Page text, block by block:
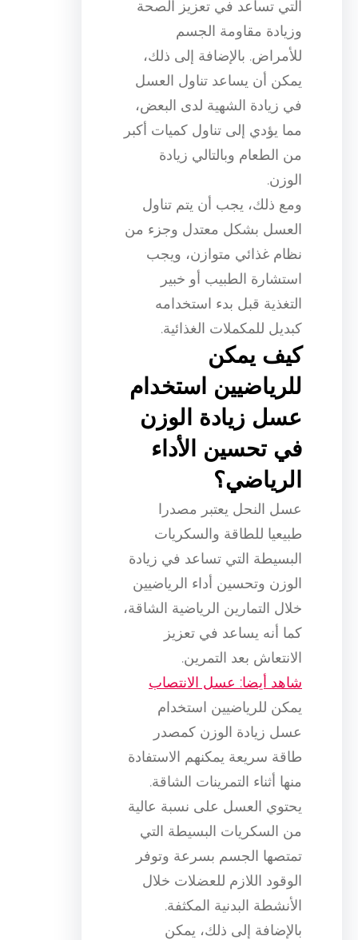
التي تساعد في تعزيز الصحة
وزيادة مقاومة الجسم
للأمراض. بالإضافة إلى ذلك،
يمكن أن يساعد تناول العسل
في زيادة الشهية لدى البعض،
مما يؤدي إلى تناول كميات أكبر
من الطعام وبالتالي زيادة
الوزن.
ومع ذلك، يجب أن يتم تناول
العسل بشكل معتدل وجزء من
نظام غذائي متوازن، ويجب
استشارة الطبيب أو خبير
التغذية قبل بدء استخدامه
كبديل للمكملات الغذائية.
كيف يمكن
للرياضيين استخدام
عسل زيادة الوزن
في تحسين الأداء
الرياضي؟
عسل النحل يعتبر مصدرا
طبيعيا للطاقة والسكريات
البسيطة التي تساعد في زيادة
الوزن وتحسين أداء الرياضيين
خلال التمارين الرياضية الشاقة،
كما أنه يساعد في تعزيز
الانتعاش بعد التمرين.
شاهد أيضا: عسل الانتصاب
يمكن للرياضيين استخدام
عسل زيادة الوزن كمصدر
طاقة سريعة يمكنهم الاستفادة
منها أثناء التمرينات الشاقة.
يحتوي العسل على نسبة عالية
من السكريات البسيطة التي
تمتصها الجسم بسرعة وتوفر
الوقود اللازم للعضلات خلال
الأنشطة البدنية المكثفة.
بالإضافة إلى ذلك، يمكن